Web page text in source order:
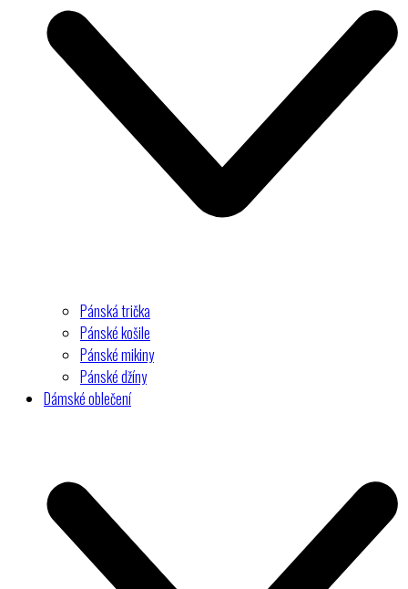
Pánská trička
Pánské košile
Pánské mikiny
Pánské džíny
Dámské oblečení